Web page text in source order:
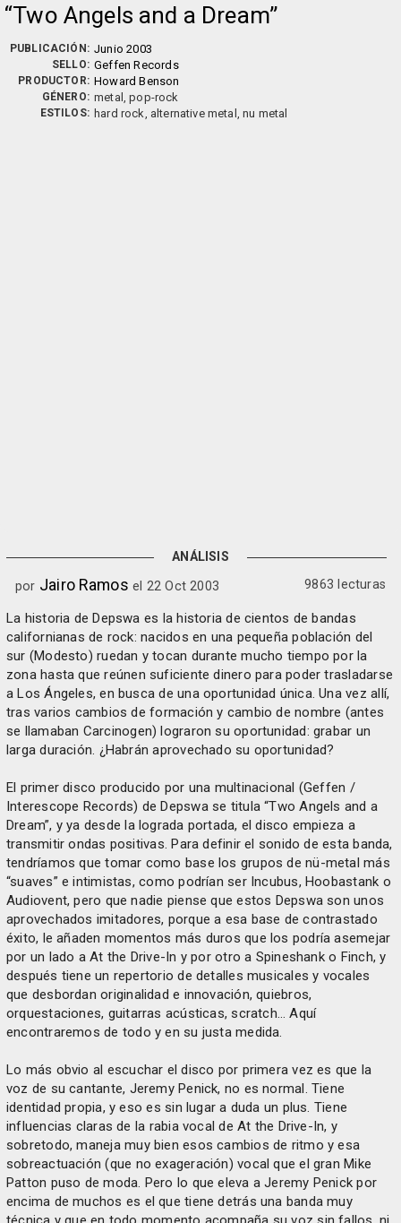
Two Angels and a Dream
PUBLICACIÓN: Junio 2003
SELLO: Geffen Records
PRODUCTOR: Howard Benson
GÉNERO: metal, pop-rock
ESTILOS: hard rock, alternative metal, nu metal
ANÁLISIS
por Jairo Ramos el 22 Oct 2003 9863 lecturas
La historia de Depswa es la historia de cientos de bandas
californianas de rock: nacidos en una pequeña población del
sur (Modesto) ruedan y tocan durante mucho tiempo por la
zona hasta que reúnen suficiente dinero para poder trasladarse
a Los Ángeles, en busca de una oportunidad única. Una vez allí,
tras varios cambios de formación y cambio de nombre (antes
se llamaban Carcinogen) lograron su oportunidad: grabar un
larga duración. ¿Habrán aprovechado su oportunidad?
El primer disco producido por una multinacional (Geffen /
Interescope Records) de Depswa se titula “Two Angels and a
Dream”, y ya desde la lograda portada, el disco empieza a
transmitir ondas positivas. Para definir el sonido de esta banda,
tendríamos que tomar como base los grupos de nü-metal más
“suaves” e intimistas, como podrían ser Incubus, Hoobastank o
Audiovent, pero que nadie piense que estos Depswa son unos
aprovechados imitadores, porque a esa base de contrastado
éxito, le añaden momentos más duros que los podría asemejar
por un lado a At the Drive-In y por otro a Spineshank o Finch, y
después tiene un repertorio de detalles musicales y vocales
que desbordan originalidad e innovación, quiebros,
orquestaciones, guitarras acústicas, scratch… Aquí
encontraremos de todo y en su justa medida.
Lo más obvio al escuchar el disco por primera vez es que la
voz de su cantante, Jeremy Penick, no es normal. Tiene
identidad propia, y eso es sin lugar a duda un plus. Tiene
influencias claras de la rabia vocal de At the Drive-In, y
sobretodo, maneja muy bien esos cambios de ritmo y esa
sobreactuación (que no exageración) vocal que el gran Mike
Patton puso de moda. Pero lo que eleva a Jeremy Penick por
encima de muchos es el que tiene detrás una banda muy